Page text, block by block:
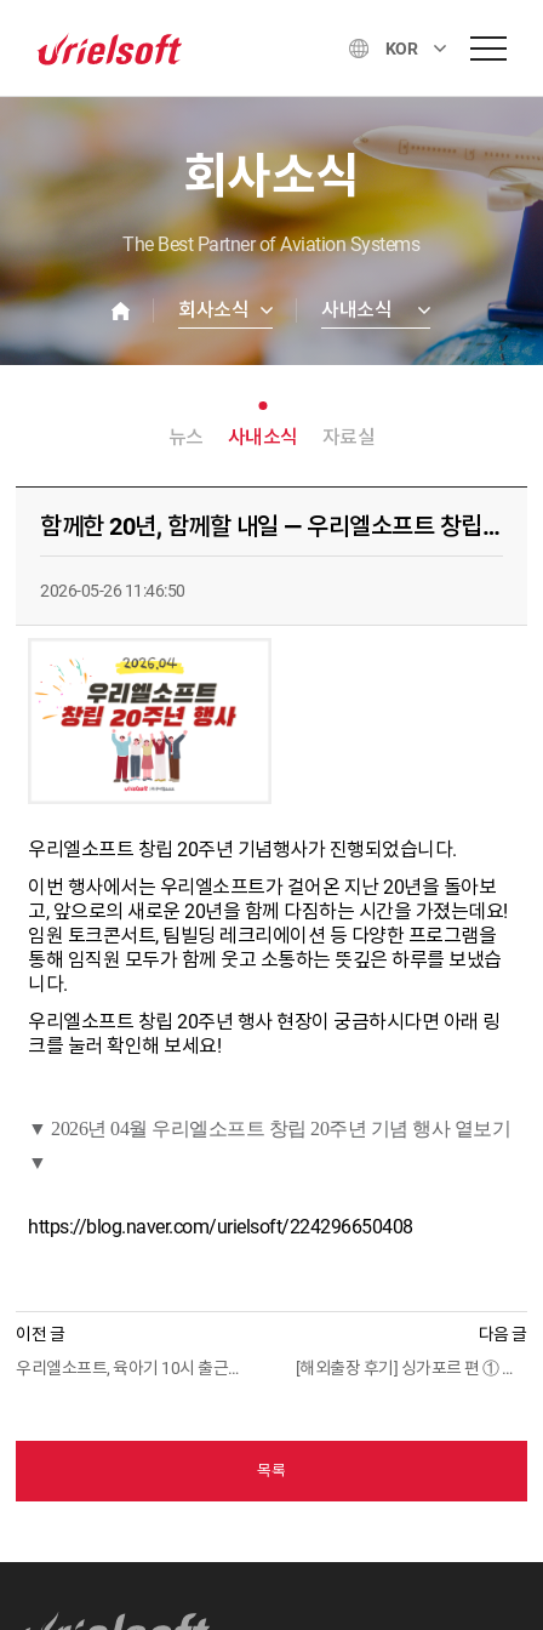
KOR
회사소식
The Best Partner of Aviation Systems
회사소식 사내소식
뉴스 사내소식 자료실
함께한 20년, 함께할 내일 — 우리엘소프트 창립 20주년 행사
2026-05-26 11:46:50
우리엘소프트 창립 20주년 기념행사가 진행되었습니다.
이번 행사에서는 우리엘소프트가 걸어온 지난 20년을 돌아보
고, 앞으로의 새로운 20년을 함께 다짐하는 시간을 가졌는데요!
임원 토크콘서트, 팀빌딩 레크리에이션 등 다양한 프로그램을
통해 임직원 모두가 함께 웃고 소통하는 뜻깊은 하루를 보냈습
니다.
우리엘소프트 창립 20주년 행사 현장이 궁금하시다면 아래 링
크를 눌러 확인해 보세요!
▼ 2026년 04월 우리엘소프트 창립 20주년 기념 행사 옅보기
▼
https://blog.naver.com/urielsoft/224296650408
이전 글
우리엘소프트, 육아기 10시 출근제 도입
다음 글
[해외출장 후기] 싱가포르 편 ① 창이공항 방문기
목록